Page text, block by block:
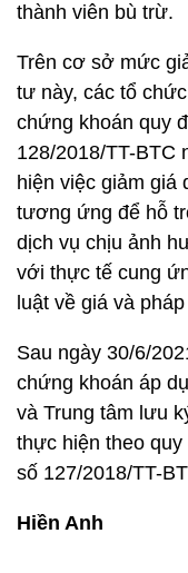
thành viên bù trừ.
Trên cơ sở mức
tư này, các tổ
chứng khoán quy
128/2018/TT-BTC
hiện việc giảm giá
tương ứng để hỗ
dịch vụ chịu ảnh
với thực tế cung
luật về giá và
Sau ngày 30/6/
chứng khoán áp
và Trung tâm lưu
thực hiện theo
số 127/2018/TT-
Hiền Anh